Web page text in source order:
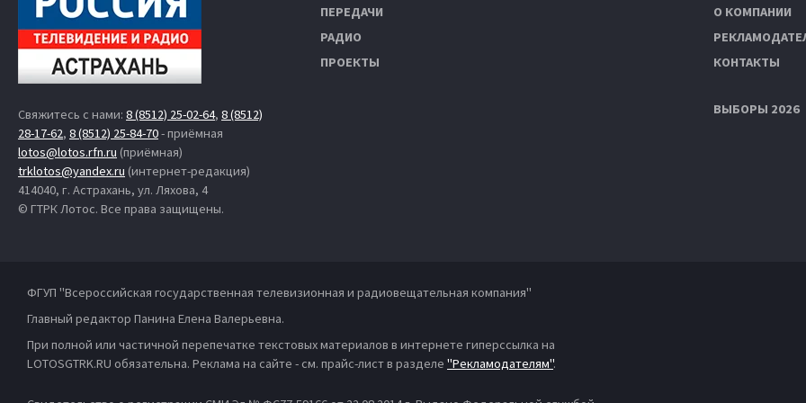
Свяжитесь с нами: 8 (8512) 25-02-64, 8 (8512)
28-17-62, 8 (8512) 25-84-70- приёмная
lotos@lotos.rfn.ru (приёмная)
trklotos@yandex.ru (интернет-редакция)
414040, г. Астрахань, ул. Ляхова, 4
© ГТРК Лотос. Все права защищены.
ПЕРЕДАЧИ
РАДИО
ПРОЕКТЫ
О КОМПАНИИ
КОНТАКТЫ
ВЫБОРЫ 2026
ФГУП "Всероссийская государственная телевизионная и радиовещательная компания"
Главный редактор Панина Елена Валерьевна.
При полной или частичной перепечатке текстовых материалов в интернете гиперссылка на
LOTOSGTRK.RU обязательна. Реклама на сайте - см. прайс-лист в разделе "Рекламодателям".